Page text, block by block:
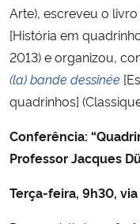
Arte), escreveu o livro
[História em
2013) e organizou,
(la) bande dessinée
quadrinhos]
Conferência:
Professor Jacques
Terça-feira, 9h30,